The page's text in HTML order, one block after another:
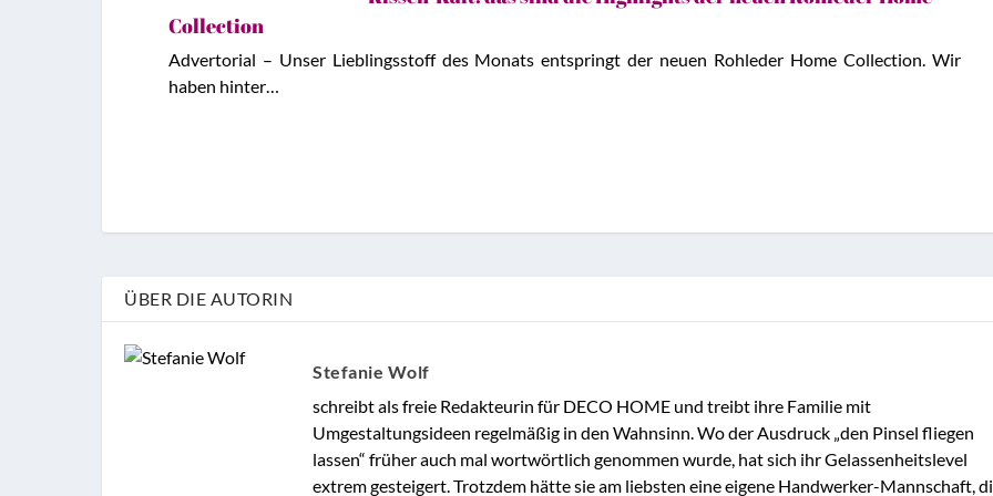
Collection
Advertorial – Unser Lieblingsstoff des Monats entspringt der neuen Rohleder Home Collection. Wir
haben hinter…
ÜBER DIE AUTORIN
Stefanie Wolf
schreibt als freie Redakteurin für DECO HOME und treibt ihre Familie mit
Umgestaltungsideen regelmäßig in den Wahnsinn. Wo der Ausdruck „den Pinsel fliegen
lassen“ früher auch mal wortwörtlich genommen wurde, hat sich ihr Gelassenheitslevel
extrem gesteigert. Trotzdem hätte sie am liebsten eine eigene Handwerker-Mannschaft,